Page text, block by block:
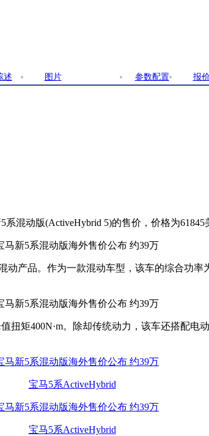
述 图片 参数配置 报
系混动版(ActiveHybrid 5)的售价，价格为
动产品。作为一款混动车型，该车的综合功率
矩400N·m。除却传统动力，该车还搭配电
宝马5系ActiveHybrid
宝马5系ActiveHybrid